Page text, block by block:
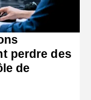
perdre des
de